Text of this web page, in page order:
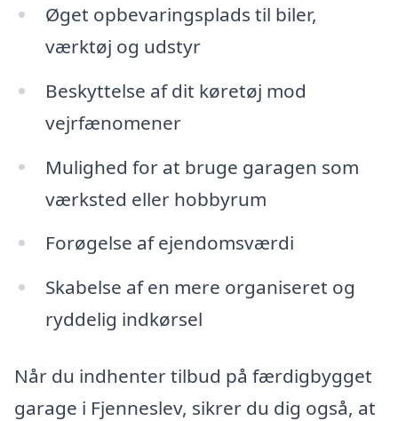
Øget opbevaringsplads til biler,
værktøj og udstyr
Beskyttelse af dit køretøj mod
vejrfænomener
Mulighed for at bruge garagen som
værksted eller hobbyrum
Forøgelse af ejendomsværdi
Skabelse af en mere organiseret og
ryddelig indkørsel
Når du indhenter tilbud på færdigbygget
garage i Fjenneslev, sikrer du dig også, at